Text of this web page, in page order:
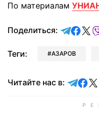
По материалам
Поделиться:
Теги: АЗАРОВ
Читайте нас в: